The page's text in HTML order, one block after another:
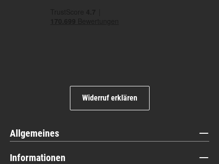
Widerruf erklären
Allgemeines
Informationen